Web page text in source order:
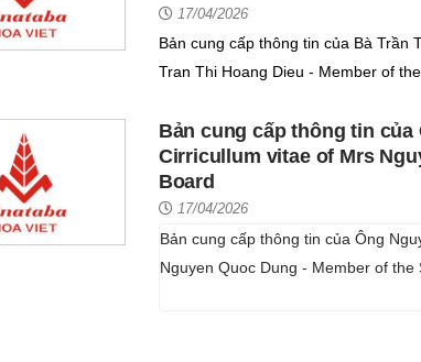
17/04/2026
Bản cung cấp thông tin của Bà Trần
Tran Thi Hoang Dieu - Member of
Bản cung cấp thông tin của
Cirricullum vitae of Mrs
Board
17/04/2026
Bản cung cấp thông tin của Ông
Nguyen Quoc Dung - Member of the